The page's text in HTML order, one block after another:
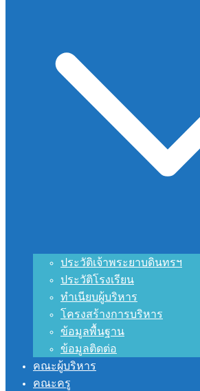
ประวัติเจ้าพระยาบดินทรฯ
ประวัติโรงเรียน
ทำเนียบผู้บริหาร
โครงสร้างการบริหาร
ข้อมูลพื้นฐาน
ข้อมูลติดต่อ
คณะผู้บริหาร
คณะครู